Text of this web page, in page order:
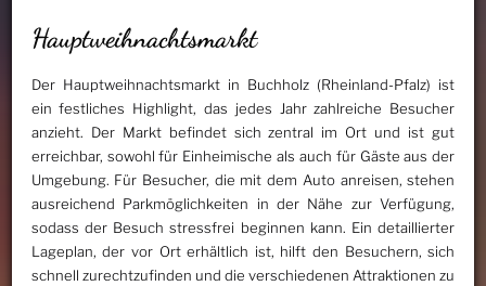
Hauptweihnachtsmarkt
Der Hauptweihnachtsmarkt in Buchholz (Rheinland-Pfalz) ist
ein festliches Highlight, das jedes Jahr zahlreiche Besucher
anzieht. Der Markt befindet sich zentral im Ort und ist gut
erreichbar, sowohl für Einheimische als auch für Gäste aus der
Umgebung. Für Besucher, die mit dem Auto anreisen, stehen
ausreichend Parkmöglichkeiten in der Nähe zur Verfügung,
sodass der Besuch stressfrei beginnen kann. Ein detaillierter
Lageplan, der vor Ort erhältlich ist, hilft den Besuchern, sich
schnell zurechtzufinden und die verschiedenen Attraktionen zu